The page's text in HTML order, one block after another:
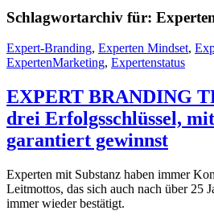
Schlagwortarchiv für:
Expert-Branding, Experten Mindset,
ExpertenMarketing, Expertenstatus
EXPERT BRANDING
drei Erfolgsschlüssel,
garantiert gewinnst
Experten mit Substanz haben immer
Leitmottos, das sich auch nach über 25
immer wieder bestätigt.